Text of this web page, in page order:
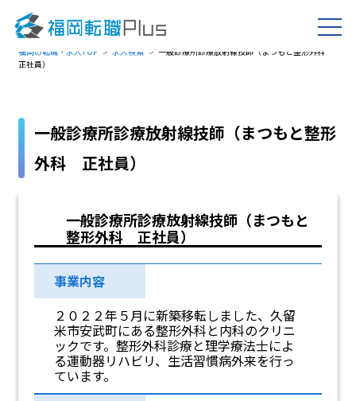
福岡の転職・求人TOP 求人検索
一般診療所診療放射線技師（まつもと整形外科
正社員）
一般診療所診療放射線技師（まつもと整形
外科 正社員）
一般診療所診療放射線技師（まつもと
整形外科 正社員）
事業内容
２０２２年５月に新築移転しました、久留
米市安武町にある整形外科と内科のクリニ
ックです。整形外科診療と理学療法士によ
る運動器リハビリ、生活習慣病外来を行っ
ています。